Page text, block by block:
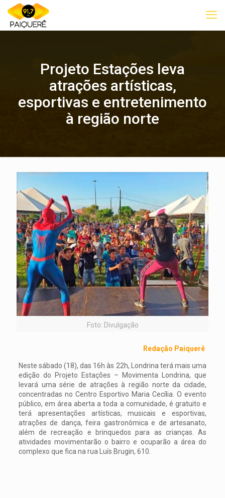
Projeto Estações leva
atrações artísticas,
esportivas e entretenimento
à região norte
Foto: Divulgação
Redação Paiquerê
Neste sábado (18), das 16h às 22h, Londrina terá mais uma
edição do Projeto Estações – Movimenta Londrina, que
levará uma série de atrações à região norte da cidade,
concentradas no Centro Esportivo Maria Cecília. O evento
público, em área aberta a toda a comunidade, é gratuito e
terá apresentações artísticas, musicais e esportivas,
atrações de dança, feira gastronômica e de artesanato,
além de recreação e brinquedos para as crianças. As
atividades movimentarão o bairro e ocuparão a área do
complexo que fica na rua Luís Brugin, 610.